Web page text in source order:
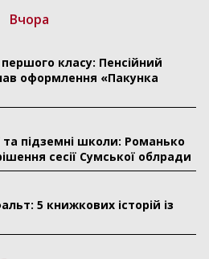
Вчора
класу: Пенсійний
оформлення «Пакунка
та підземні школи: Романько
сесії Сумської облради
5 книжкових історій із